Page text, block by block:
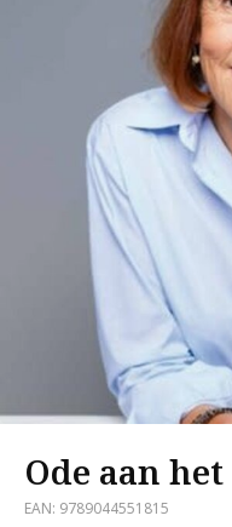
Ode aan
EAN: 9789044551815